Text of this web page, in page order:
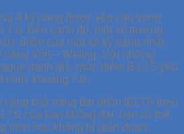
4 kỹ năng được yêu cầu trong
7.0. Bên cạnh đó, một số trường
điểm của một số kỹ năng nhất
Viết – Writing. Với những
danh giá, mức điểm IELTS yêu
chút, khoảng 7.0.
khả năng đạt điểm IELTS theo
của bạn không đạt, bạn có thể
trình học không bị gián đoạn: